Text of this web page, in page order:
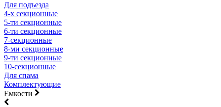
Для подъезда
4-х секционные
5-ти секционные
6-ти секционные
7-секционные
8-ми секционные
9-ти секционные
10-секционные
Для спама
Комплектующие
Емкости